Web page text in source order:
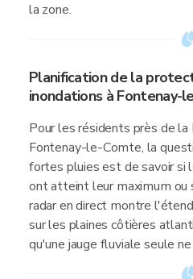
la zone.
Planification de la
inondations à Fontenay-
Pour les résidents près de
Fontenay-le-Comte, la
fortes pluies est de savoir si
ont atteint leur maximum ou
radar en direct montre
sur les plaines côtières
qu'une jauge fluviale seule